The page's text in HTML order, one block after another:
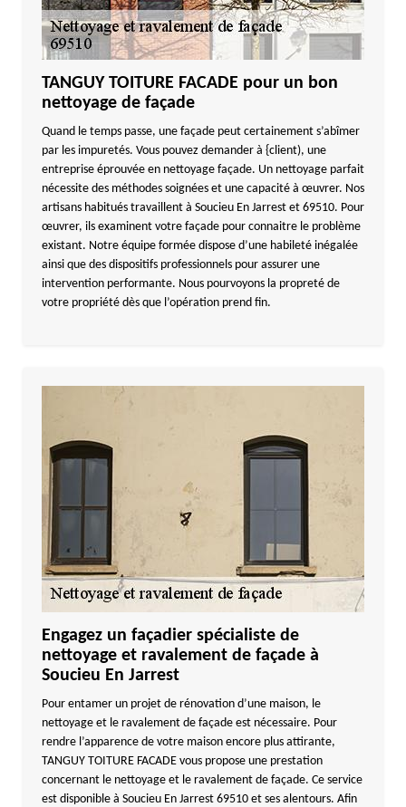
TANGUY TOITURE FACADE pour un bon
nettoyage de façade
Quand le temps passe, une façade peut certainement s’abîmer
par les impuretés. Vous pouvez demander à {client), une
entreprise éprouvée en nettoyage façade. Un nettoyage parfait
nécessite des méthodes soignées et une capacité à œuvrer. Nos
artisans habitués travaillent à Soucieu En Jarrest et 69510. Pour
œuvrer, ils examinent votre façade pour connaitre le problème
existant. Notre équipe formée dispose d’une habileté inégalée
ainsi que des dispositifs professionnels pour assurer une
intervention performante. Nous pourvoyons la propreté de
votre propriété dès que l’opération prend fin.
Engagez un façadier spécialiste de
nettoyage et ravalement de façade à
Soucieu En Jarrest
Pour entamer un projet de rénovation d’une maison, le
nettoyage et le ravalement de façade est nécessaire. Pour
rendre l’apparence de votre maison encore plus attirante,
TANGUY TOITURE FACADE vous propose une prestation
concernant le nettoyage et le ravalement de façade. Ce service
est disponible à Soucieu En Jarrest 69510 et ses alentours. Afin